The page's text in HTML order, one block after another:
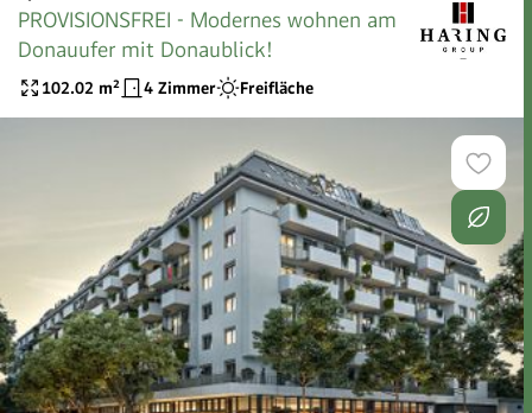
PROVISIONSFREI - Modernes wohnen am
Donauufer mit Donaublick!
102.02 m² 4 Zimmer Freifläche